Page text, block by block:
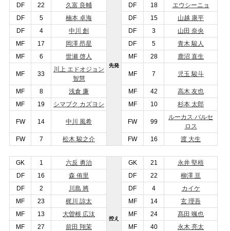
先発
DF
22 久富 良輔 DF 18
エウシーニョ
DF
5 楠本 卓海 DF 15
山越 康平
DF
4 中川 創 DF 3
山田 奈央
MF
17 岡澤 昂星 DF 5
青木 駿人
MF
6 世瀬 啓人 MF 28 鹿沼 直生
MF 33
川上 エドオジョン
智慧
MF 7 児玉 駿斗
MF 8 浅倉 廉 MF 42
高木 友也
MF
19 シマブク カズヨシ MF 10 杉本 太郎
FW 14 中 川 風希 FW 99
ルーカス バルセ
ロス
FW
7 松木 駿之介 FW 16 渡 大生
GK 1 六反 勇治
控え
GK 21
永井 堅梧
DF
16 森 侑里 DF 22
柳澤 亘
DF
2 川島 將 DF 4
カイケ
MF
23 梶川 諒太 MF 14
玄 理吾
MF
13 大曽根 広汰 MF 24
髙田 颯也
MF
27 前田 翔茉 MF 40
永木 亮太